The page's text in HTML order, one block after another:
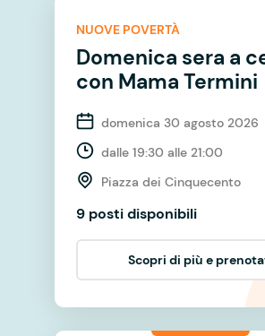
NUOVE POVERTÀ
Domenica sera a
con Mama Termini
domenica 30 agosto 2026
dalle 19:30 alle 21:00
Piazza dei Cinquecento
9 posti disponibili
Scopri di più e